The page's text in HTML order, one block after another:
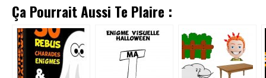
Ça Pourrait Aussi Te Plaire :